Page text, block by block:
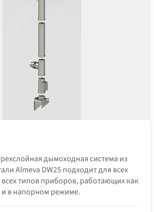
дымоходная система из
Almeva DW25 подходит для всех
типов приборов, работающих как
и в напорном режиме.